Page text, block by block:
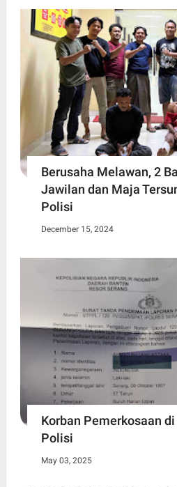
Berusaha Melawan, 2
Jawilan dan Maja
Polisi
December 15, 2024
Korban Pemerkosaan
Polisi
May 03, 2025